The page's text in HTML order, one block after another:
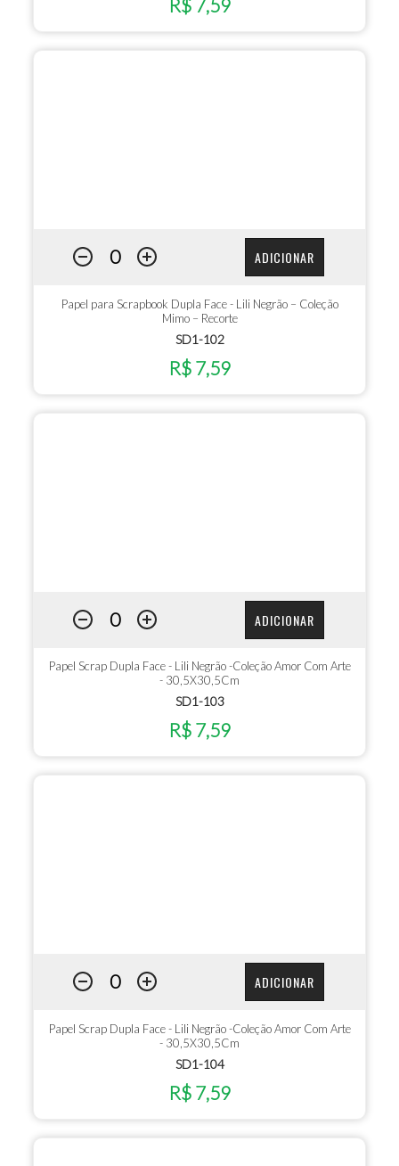
R$ 7,59
ADICIONAR
Papel para Scrapbook Dupla Face - Lili Negrão – Coleção
Mimo – Recorte
SD1-102
R$ 7,59
ADICIONAR
Papel Scrap Dupla Face - Lili Negrão -Coleção Amor Com Arte
- 30,5X30,5Cm
SD1-103
R$ 7,59
ADICIONAR
Papel Scrap Dupla Face - Lili Negrão -Coleção Amor Com Arte
- 30,5X30,5Cm
SD1-104
R$ 7,59